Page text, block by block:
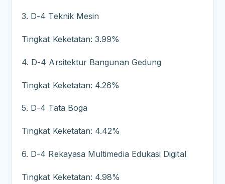
3. D-4 Teknik Mesin
Tingkat Keketatan: 3.99%
4. D-4 Arsitektur Bangunan Gedung
Tingkat Keketatan: 4.26%
5. D-4 Tata Boga
Tingkat Keketatan: 4.42%
6. D-4 Rekayasa Multimedia Edukasi Digital
Tingkat Keketatan: 4.98%